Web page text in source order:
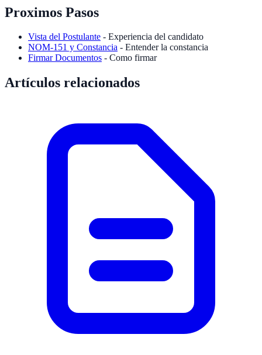
Proximos Pasos
Vista del Postulante - Experiencia del candidato
NOM-151 y Constancia - Entender la constancia
Firmar Documentos - Como firmar
Artículos relacionados